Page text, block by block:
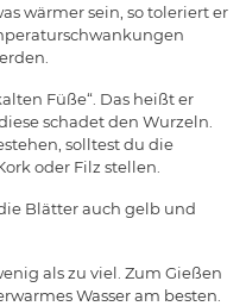
wärmer sein, so toleriert er
Füße“. Das heißt er
schadet den Wurzeln.
solltest du die
oder Filz stellen.
Blätter auch gelb und
als zu viel. Zum Gießen
Wasser am besten.